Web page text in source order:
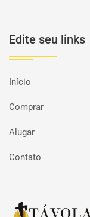
Edite seu links
Início
Comprar
Alugar
Contato
Página inicial